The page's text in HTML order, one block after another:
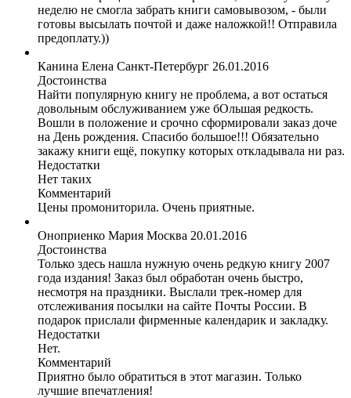
неделю не смогла забрать книги самовывозом, - были
готовы высылать почтой и даже наложкой!! Отправила
предоплату.))
Канина Елена Санкт-Петербург 26.01.2016
Достоинства
Найти популярную книгу не проблема, а вот остаться
довольным обслуживанием уже бОльшая редкость.
Вошли в положение и срочно сформировали заказ доче
на День рождения. Спасибо большое!!! Обязательно
закажу книги ещё, покупку которых откладывала ни раз.
Недостатки
Нет таких
Комментарий
Цены промониторила. Очень приятные.
Оноприенко Мария Москва 20.01.2016
Достоинства
Только здесь нашла нужную очень редкую книгу 2007
года издания! Заказ был обработан очень быстро,
несмотря на праздники. Выслали трек-номер для
отслеживания посылки на сайте Почты России. В
подарок прислали фирменные календарик и закладку.
Недостатки
Нет.
Комментарий
Приятно было обратиться в этот магазин. Только
лучшие впечатления!